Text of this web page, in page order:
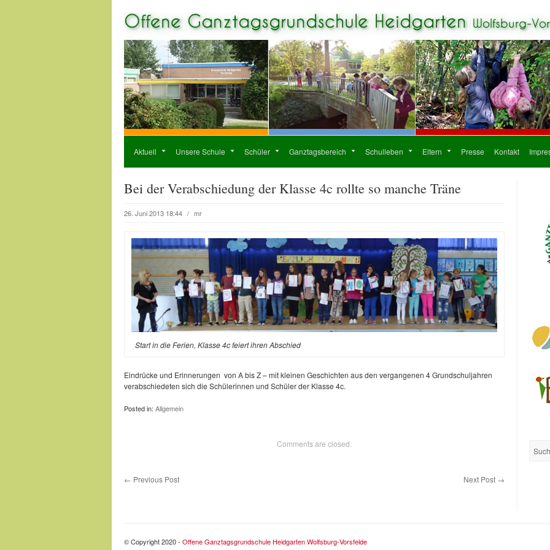
Aktuell Unsere Schule Schüler Ganztagsbereich Schulleben Eltern Presse Kontakt
Bei der Verabschiedung der Klasse 4c rollte so manche Träne
26. Juni 2013 18:44 / mr
Start in die Ferien, Klasse 4c feiert ihren Abschied
Eindrücke und Erinnerungen von A bis Z – mit kleinen Geschichten aus den vergangenen 4 Grundschuljahren
verabschiedeten sich die Schülerinnen und Schüler der Klasse 4c.
Posted in: Allgemein
Comments are closed.
← Previous Post Next Post →
© Copyright 2020 - Offene Ganztagsgrundschule Heidgarten Wolfsburg-Vorsfelde